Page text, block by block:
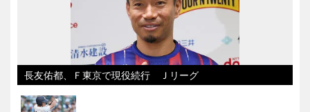
長友佑都、Ｆ東京で現役続行 Ｊリーグ